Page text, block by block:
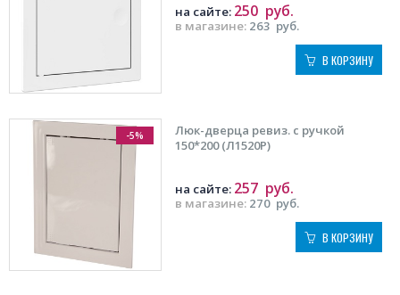
в магазине: 263 руб.
на сайте: 250 руб.
В КОРЗИНУ
-5%
Люк-дверца ревиз. с ручкой
150*200 (Л1520Р)
в магазине: 270 руб.
на сайте: 257 руб.
В КОРЗИНУ